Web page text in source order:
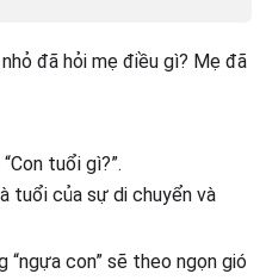
đã hỏi mẹ điều gì? Mẹ đã
tuổi gì?”.
tuổi của sự di chuyển và
con” sẽ theo ngọn gió